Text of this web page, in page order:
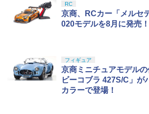
RC
京商、RCカー「メルセ
020モデルを8月に発売！
フィギュア
京商ミニチュアモデル
ビーコブラ 427S/C」が
カラーで登場！